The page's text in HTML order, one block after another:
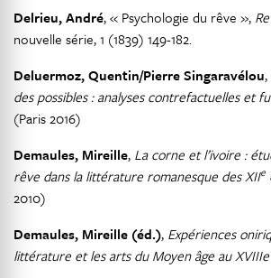
Delrieu, André, « Psychologie du rêve »,
nouvelle série, 1 (1839) 149-182.
Deluermoz, Quentin/Pierre Singaravélou,
des possibles : analyses contrefactuelles et
(Paris 2016)
Demaules, Mireille, La corne et l’ivoire :
rêve dans la littérature romanesque des XIIe
2010)
Demaules, Mireille (éd.), Expériences
littérature et les arts du Moyen âge au